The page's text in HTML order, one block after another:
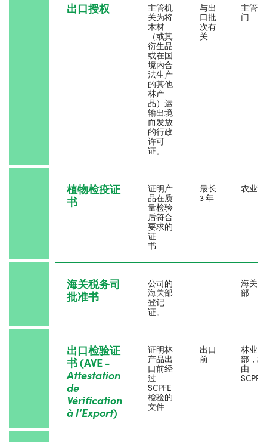
出口授权
主管机
关为将
木材
（或其
衍生品
或在国
境内合
法生产
的其他
林产
品）运
输出境
而发放
的行政
许可
证。
与出
口批
次有
关
主管部
门
植物检疫证
书
证明产
品在质
量检验
后符合
要求的
证
书
最长
3 年
农业部
海关税务司
批准书
公司的
海关部
登记
证。
海关
部
出口检验证
书 (AVE -
Attestation
de
Vérification
à l’Export)
证明林
产品出
口前经
过
SCPFE
检验的
文件
出口
前
林业
部，经
由
SCPFE